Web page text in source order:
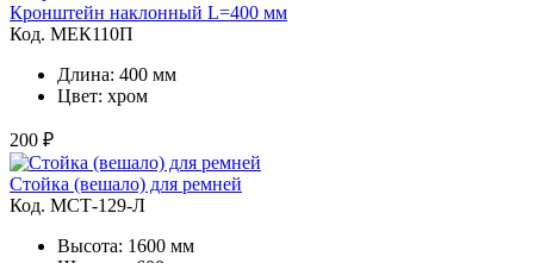
Кронштейн наклонный L=400 мм
Код. MЕК110П
Длина: 400 мм
Цвет: хром
200 ₽
Стойка (вешало) для ремней
Код. MСТ-129-Л
Высота: 1600 мм